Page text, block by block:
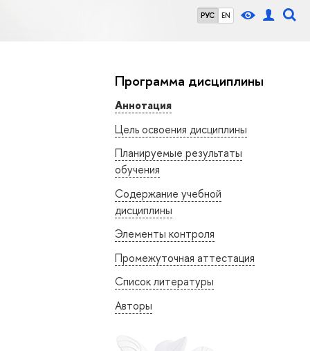
РУС EN
Программа дисциплины
Аннотация
Цель освоения дисциплины
Планируемые результаты
обучения
Содержание учебной
дисциплины
Элементы контроля
Промежуточная аттестация
Список литературы
Авторы